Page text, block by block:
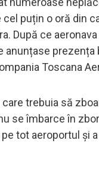
puțin o oră din
După ce
anunțase
Toscana
trebuia să
se îmbarce în
tot aeroportul și